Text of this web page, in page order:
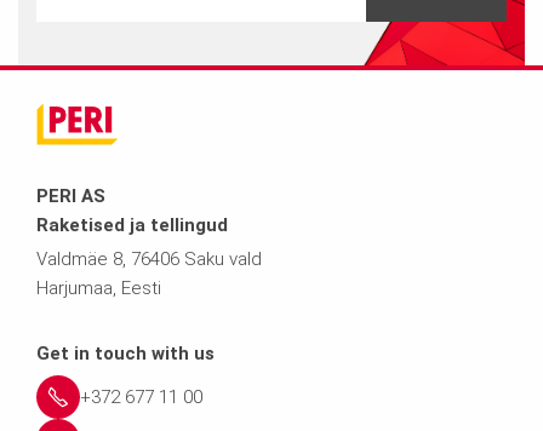
PERI AS
Raketised ja tellingud
Valdmäe 8, 76406 Saku vald
Harjumaa, Eesti
Get in touch with us
+372 677 11 00